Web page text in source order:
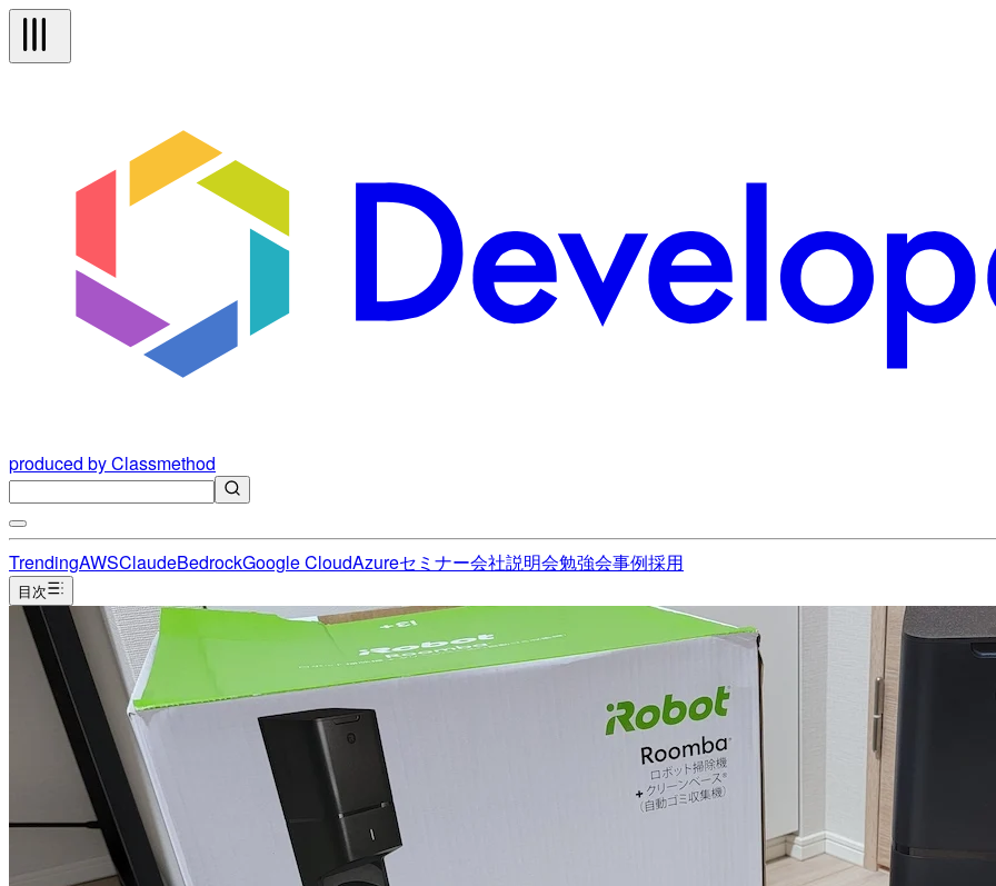
produced by Classmethod
TrendingAWSClaudeBedrockGoogle CloudAzureセミナー会社説明会勉強会事例採用
目次